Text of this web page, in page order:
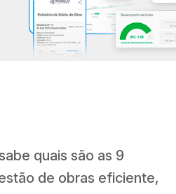
quais são as 9
de obras eficiente,